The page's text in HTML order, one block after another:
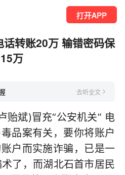
打开APP
转账20万 输错密码保
15万
去听全文
贻斌)冒充“公安机关” 电
品案有关，要你将账户
户而实施诈骗，已是一
了，而湖北石首市居民